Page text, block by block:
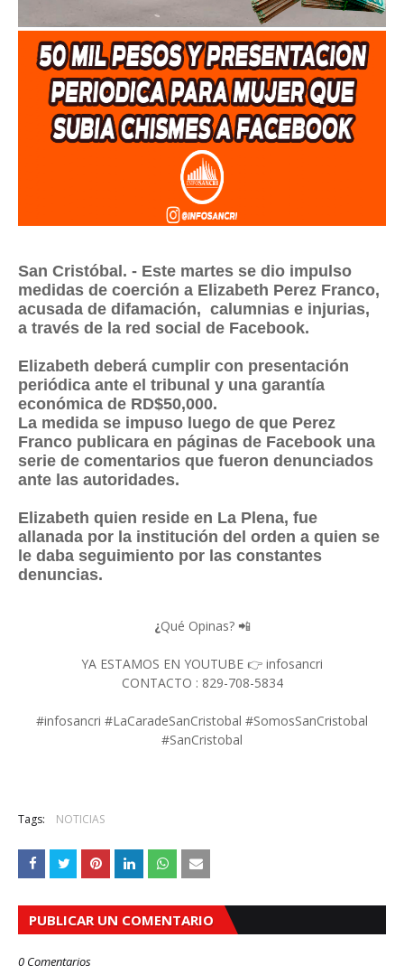
San Cristóbal. - Este martes se dio impulso
medidas de coerción a Elizabeth Perez Franco,
acusada de difamación, calumnias e injurias,
a través de la red social de Facebook.
Elizabeth deberá cumplir con presentación
periódica ante el tribunal y una garantía
económica de RD$50,000.
La medida se impuso luego de que Perez
Franco publicara en páginas de Facebook una
serie de comentarios que fueron denunciados
ante las autoridades.
Elizabeth quien reside en La Plena, fue
allanada por la institución del orden a quien se
le daba seguimiento por las constantes
denuncias.
¿Qué Opinas? 📲
YA ESTAMOS EN YOUTUBE 👉 infosancri
CONTACTO : 829-708-5834
#infosancri #LaCaradeSanCristobal #SomosSanCristobal
#SanCristobal
Tags: NOTICIAS
PUBLICAR UN COMENTARIO
0 Comentarios